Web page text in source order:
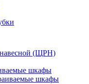
(ЩРН)
шкафы
шкафы